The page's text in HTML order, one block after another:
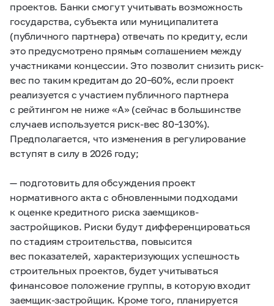
проектов. Банки смогут учитывать возможность
государства, субъекта или муниципалитета
(публичного партнера) отвечать по кредиту, если
это предусмотрено прямым соглашением между
участниками концессии. Это позволит снизить риск-
вес по таким кредитам до20–60%, если проект
реализуется с участием публичного партнера
с рейтингом не ниже «А» (сейчас в большинстве
случаев используется риск-вес 80–130%).
Предполагается, что изменения в регулирование
вступят в силу в 2026 году;
— подготовить для обсуждения проект
нормативного акта с обновленными подходами
к оценке кредитного риска заемщиков-
застройщиков. Риски будут дифференцироваться
по стадиям строительства, повысится
вес показателей, характеризующих успешность
строительных проектов, будет учитываться
финансовое положение группы, в которую входит
заемщик-застройщик. Кроме того, планируется